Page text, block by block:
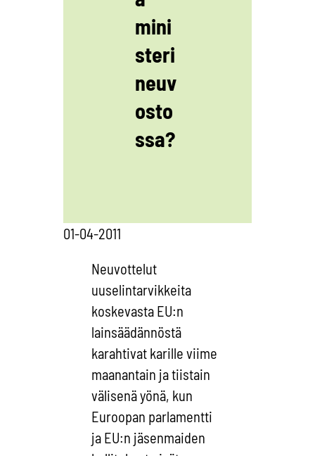
mini
steri
neuv
osto
ssa?
01-04-2011
Neuvottelut
uuselintarvikkeita
koskevasta EU:n
lainsäädännöstä
karahtivat karille viime
maanantain ja tiistain
välisenä yönä, kun
Euroopan parlamentti
ja EU:n jäsenmaiden